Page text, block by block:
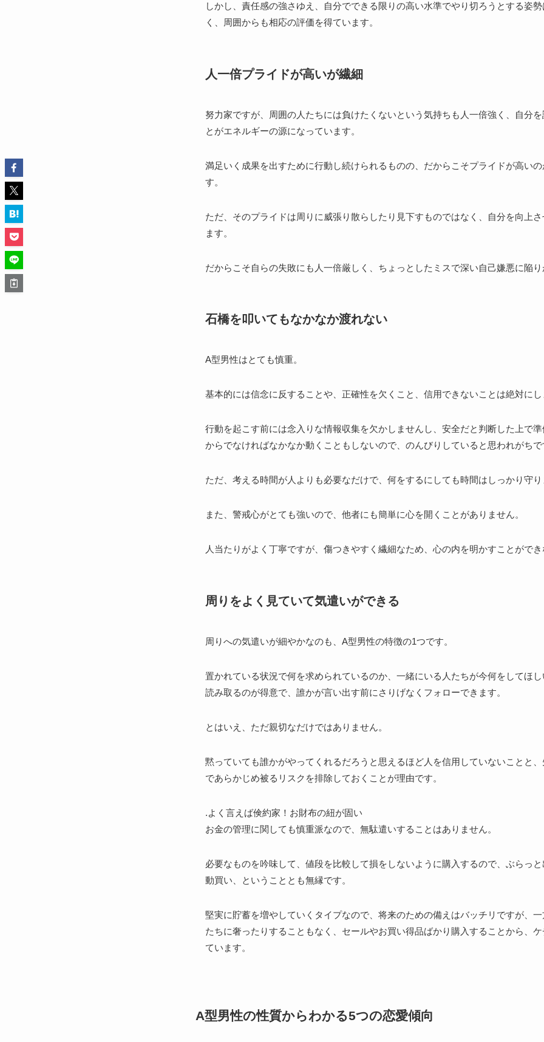
しかし、責任感の強さゆえ、自分でできる限りの高い水準でやり切ろうとする姿
く、周囲からも相応の評価を得ています。
人一倍プライドが高いが繊細
努力家ですが、周囲の人たちには負けたくないという気持ちも人一倍強く、自分を
とがエネルギーの源になっています。
満足いく成果を出すために行動し続けられるものの、だからこそプライドが高い
す。
ただ、そのプライドは周りに威張り散らしたり見下すものではなく、自分を向上さ
ます。
だからこそ自らの失敗にも人一倍厳しく、ちょっとしたミスで深い自己嫌悪に陥り
石橋を叩いてもなかなか渡れない
A型男性はとても慎重。
基本的には信念に反することや、正確性を欠くこと、信用できないことは絶対にし
行動を起こす前には念入りな情報収集を欠かしませんし、安全だと判断した上で
からでなければなかなか動くこともしないので、のんびりしていると思われがちで
ただ、考える時間が人よりも必要なだけで、何をするにしても時間はしっかり守り
また、警戒心がとても強いので、他者にも簡単に心を開くことがありません。
人当たりがよく丁寧ですが、傷つきやすく繊細なため、心の内を明かすことができ
周りをよく見ていて気遣いができる
周りへの気遣いが細やかなのも、A型男性の特徴の1つです。
置かれている状況で何を求められているのか、一緒にいる人たちが今何をしてほ
読み取るのが得意で、誰かが言い出す前にさりげなくフォローできます。
とはいえ、ただ親切なだけではありません。
黙っていても誰かがやってくれるだろうと思えるほど人を信用していないことと、
であらかじめ被るリスクを排除しておくことが理由です。
.よく言えば倹約家！お財布の紐が固い
お金の管理に関しても慎重派なので、無駄遣いすることはありません。
必要なものを吟味して、値段を比較して損をしないように購入するので、ぶらっ
動買い、ということとも無縁です。
堅実に貯蓄を増やしていくタイプなので、将来のための備えはバッチリですが、一
たちに奢ったりすることもなく、セールやお買い得品ばかり購入することから、
ています。
A型男性の性質からわかる5つの恋愛傾向